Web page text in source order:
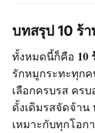
บทสรุป 10 ร้
ทั้งหมดนี้ก็คือ 10
รักหมูกระทะทุก
เลือกครบรส คร
ดั้งเดิมรสจัดจ้าน
เหมาะกับทุกโอก